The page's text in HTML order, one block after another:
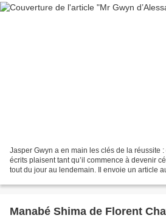
Jasper Gwyn a en main les clés de la réussite
écrits plaisent tant qu’il commence à devenir
tout du jour au lendemain. Il envoie un article
Manabé Shima de Florent